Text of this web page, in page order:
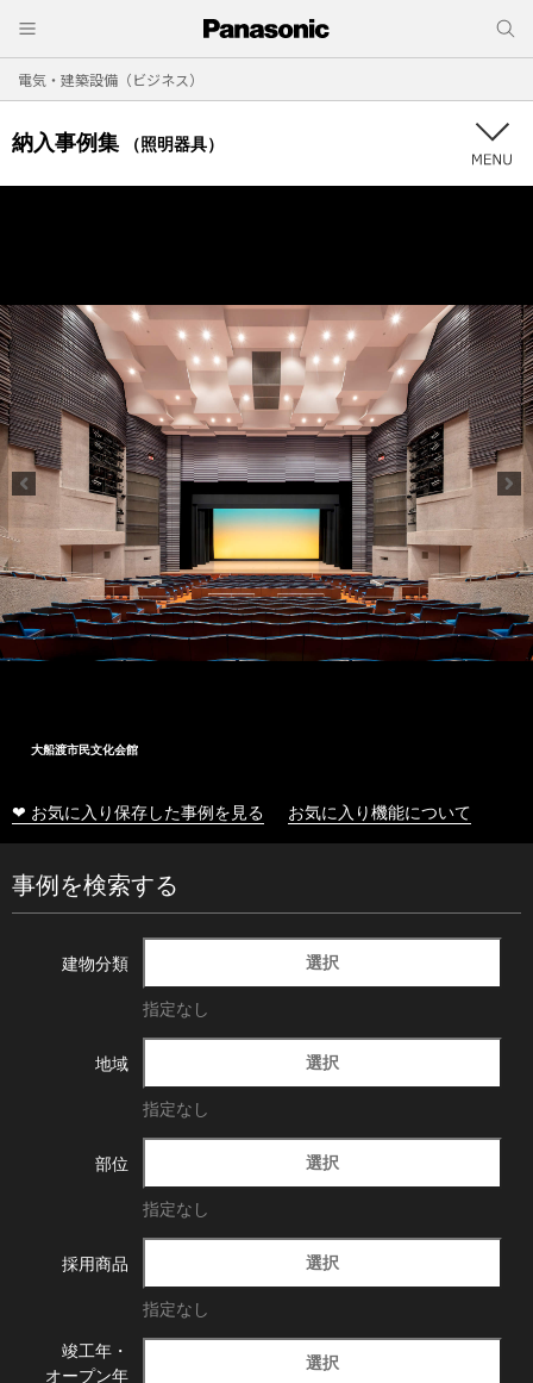
電気・建築設備（ビジネス）
納入事例集 （照明器具）
大船渡市民文化会館
❤ お気に入り保存した事例を見る お気に入り機能について
事例を検索する
建物分類 選択
指定なし
地域 選択
指定なし
部位 選択
指定なし
採用商品 選択
指定なし
竣工年・
オープン年
選択